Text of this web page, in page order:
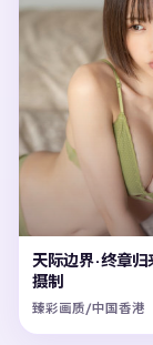
天际边界·终章归
摄制
臻彩画质/中国香港